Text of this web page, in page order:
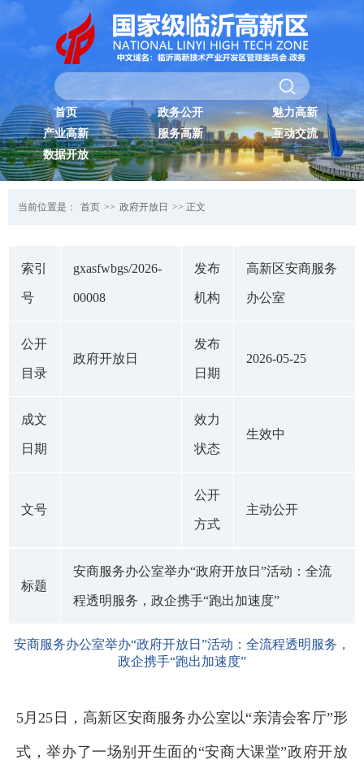
首页 政务公开
魅力高新
产业高新
服务高新
互动交流
数据开放
当前位置是： 首页 >> 政府开放日 >> 正文
索引
号
gxasfwbgs/2026-
00008
发布
机构
高新区安商服务
办公室
公开
目录
政府开放日
发布
日期
2026-05-25
成文
日期
效力
状态
生效中
文号
公开
方式
主动公开
标题
安商服务办公室举办“政府开放日”活动：全流
程透明服务，政企携手“跑出加速度”
安商服务办公室举办“政府开放日”活动：全流程透明服务，
政企携手“跑出加速度”
5月25日，高新区安商服务办公室以“亲清会客厅”形
式，举办了一场别开生面的“安商大课堂”政府开放